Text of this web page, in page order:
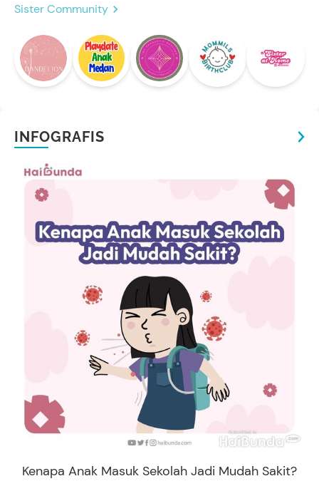
Sister Community
INFOGRAFIS
Kenapa Anak Masuk Sekolah Jadi Mudah Sakit?